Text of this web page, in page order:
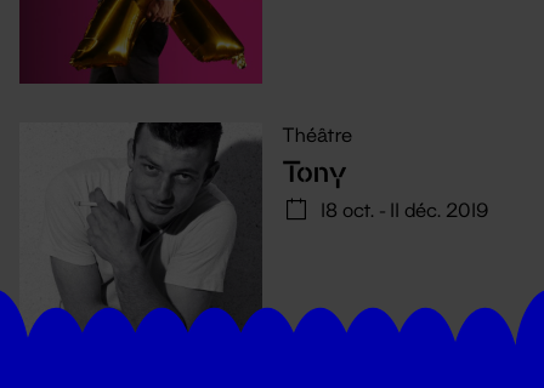
Théâtre
Tony
18 oct. - 11 déc. 2019